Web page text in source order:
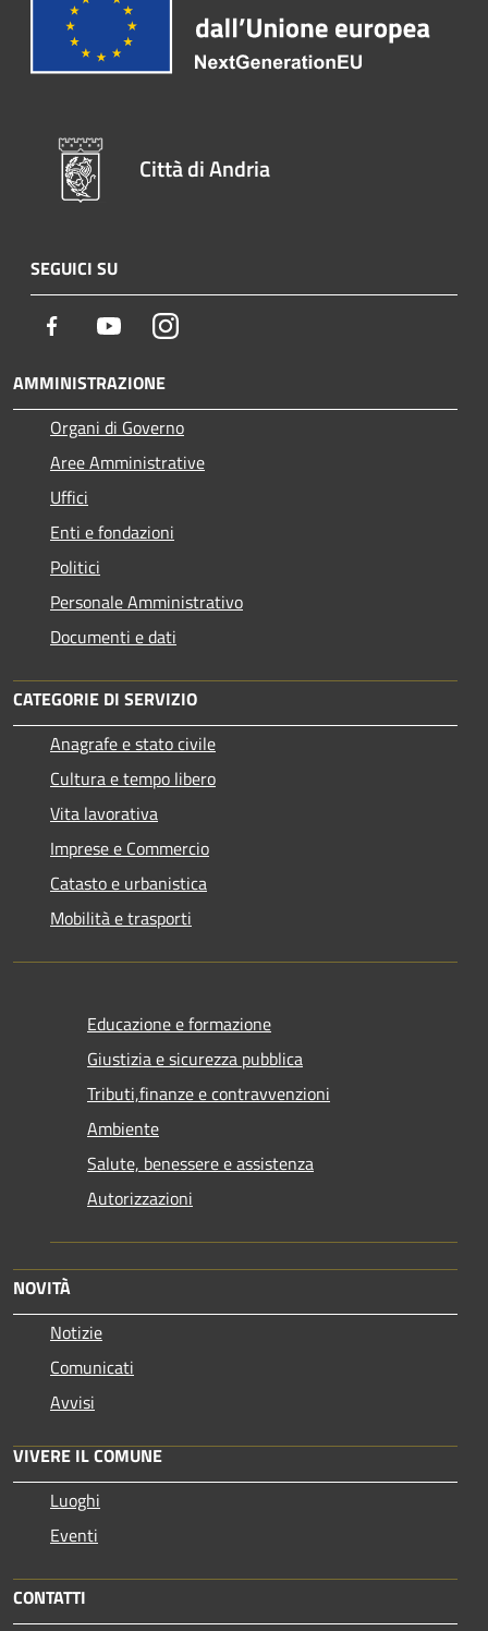
Città di Andria
SEGUICI SU
Facebook YoutubeInstagram
AMMINISTRAZIONE
Organi di Governo
Aree Amministrative
Uffici
Enti e fondazioni
Politici
Personale Amministrativo
Documenti e dati
CATEGORIE DI SERVIZIO
Anagrafe e stato civile
Cultura e tempo libero
Vita lavorativa
Imprese e Commercio
Catasto e urbanistica
Mobilità e trasporti
Educazione e formazione
Giustizia e sicurezza pubblica
Tributi,finanze e contravvenzioni
Ambiente
Salute, benessere e assistenza
Autorizzazioni
NOVITÀ
Notizie
Comunicati
Avvisi
VIVERE IL COMUNE
Luoghi
Eventi
CONTATTI